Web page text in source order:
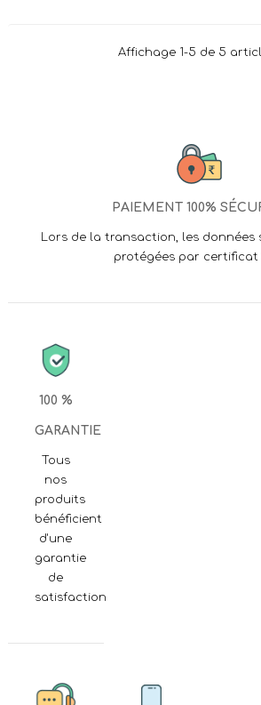
Affichage 1-5 de 5
PAIEMENT 100%
Lors de la transaction, les données
protégées par certificat
100 %
GARANTIE
Tous
nos
produits
bénéficient
d'une
garantie
de
satisfaction